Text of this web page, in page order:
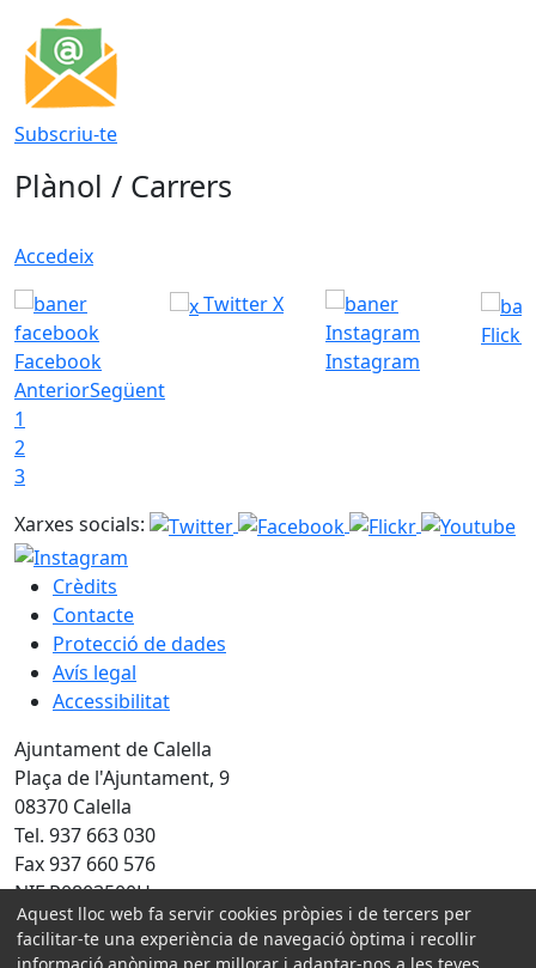
Subscriu-te
Plànol / Carrers
Accedeix
Facebook
Twitter X
Instagram
Flickr
AnteriorSegüent
1
2
3
Xarxes socials:
Crèdits
Contacte
Protecció de dades
Avís legal
Accessibilitat
Ajuntament de Calella
Plaça de l'Ajuntament, 9
08370 Calella
Tel. 937 663 030
Fax 937 660 576
NIF P0803500H
Amb la col·laboració de:
Aquest lloc web fa servir cookies pròpies i de tercers per
facilitar-te una experiència de navegació òptima i recollir